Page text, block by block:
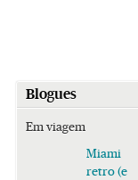
Blogues
Em viagem
Miami
retro (e